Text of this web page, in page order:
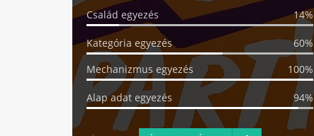
Család egyezés 14%
Kategória egyezés
60%
Mechanizmus egyezés
100%
Alap adat egyezés 94%